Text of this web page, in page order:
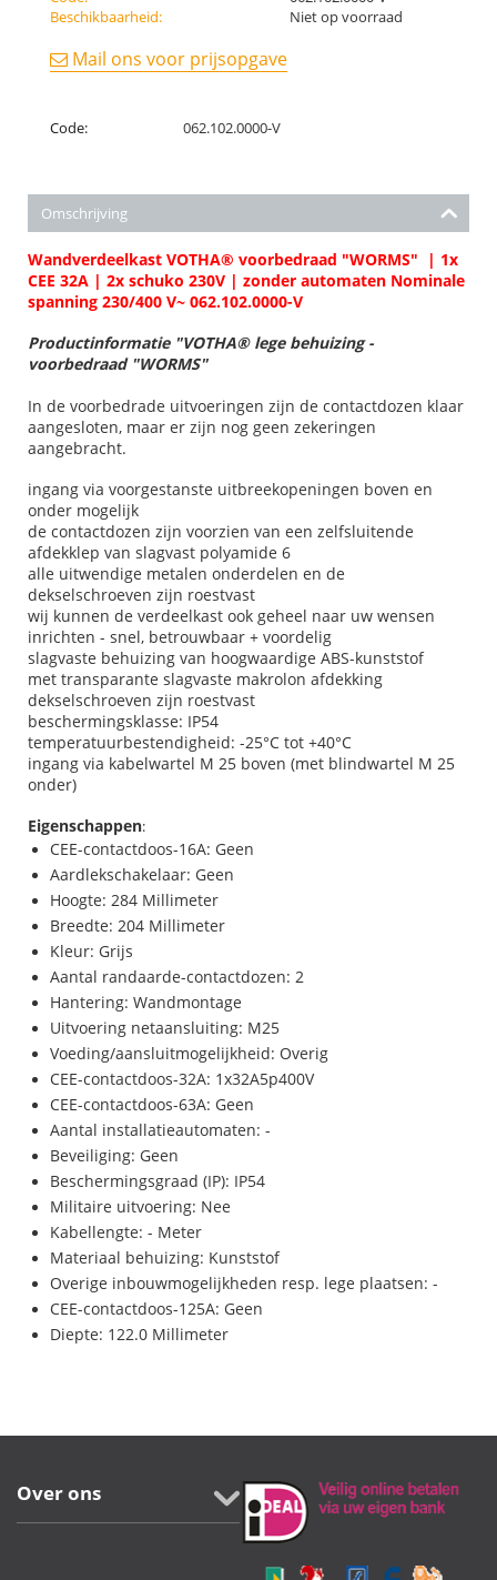
Beschikbaarheid:
Niet op voorraad
Mail ons voor prijsopgave
Code: 062.102.0000-V
Omschrijving
Wandverdeelkast VOTHA® voorbedraad "WORMS" | 1x
CEE 32A | 2x schuko 230V | zonder automaten Nominale
spanning 230/400 V~ 062.102.0000-V
Productinformatie "VOTHA® lege behuizing -
voorbedraad "WORMS"
In de voorbedrade uitvoeringen zijn de contactdozen klaar
aangesloten, maar er zijn nog geen zekeringen
aangebracht.
ingang via voorgestanste uitbreekopeningen boven en
onder mogelijk
de contactdozen zijn voorzien van een zelfsluitende
afdekklep van slagvast polyamide 6
alle uitwendige metalen onderdelen en de
dekselschroeven zijn roestvast
wij kunnen de verdeelkast ook geheel naar uw wensen
inrichten - snel, betrouwbaar + voordelig
slagvaste behuizing van hoogwaardige ABS-kunststof
met transparante slagvaste makrolon afdekking
dekselschroeven zijn roestvast
beschermingsklasse: IP54
temperatuurbestendigheid: -25°C tot +40°C
ingang via kabelwartel M 25 boven (met blindwartel M 25
onder)
Eigenschappen:
CEE-contactdoos-16A: Geen
Aardlekschakelaar: Geen
Hoogte: 284 Millimeter
Breedte: 204 Millimeter
Kleur: Grijs
Aantal randaarde-contactdozen: 2
Hantering: Wandmontage
Uitvoering netaansluiting: M25
Voeding/aansluitmogelijkheid: Overig
CEE-contactdoos-32A: 1x32A5p400V
CEE-contactdoos-63A: Geen
Aantal installatieautomaten: -
Beveiliging: Geen
Beschermingsgraad (IP): IP54
Militaire uitvoering: Nee
Kabellengte: - Meter
Materiaal behuizing: Kunststof
Overige inbouwmogelijkheden resp. lege plaatsen: -
CEE-contactdoos-125A: Geen
Diepte: 122.0 Millimeter
Over ons